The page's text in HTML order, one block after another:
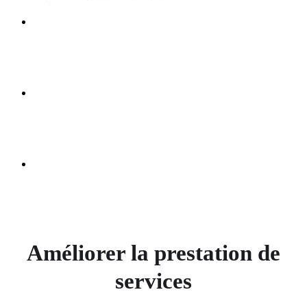
Améliorer la prestation de
services